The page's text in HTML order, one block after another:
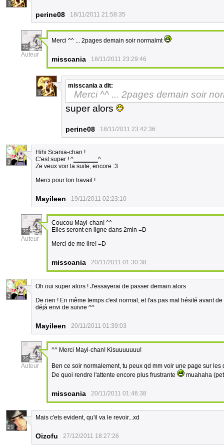
3
perine08 18/11/2011 21:58:35
25
Auteur
Merci ^^ ... 2pages demain soir normalmt
misscania 18/11/2011 23:29:46
3
misscania a dit:
Merci ^^ ... 2pages demain soir
super alors
perine08 18/11/2011 23:42:36
3
Hihi Scania-chan !
C'est super ! ^
^
Ze veux voir la suite, encore :3
Merci pour ton travail !
Mayileen 19/11/2011 02:23:10
25
Auteur
Coucou Mayi-chan! ^^
Elles seront en ligne dans 2min =D
Merci de me lire! =D
misscania 20/11/2011 01:30:38
3
Oh oui super alors ! J'essayerai de passer demain alors
De rien ! En même temps c'est normal, et t'as pas mal hésité avant
déjà envi de suivre ^^
Mayileen 20/11/2011 01:39:03
25
Auteur
^^ Merci Mayi-chan! Kisuuuuuuu!
Ben ce soir normalement, tu peux qd mm voir une page sur les
De quoi rendre l'attente encore plus frustrante
muahaha
misscania 20/11/2011 01:46:38
29
Mais c'ets evident, qu'il va le revoir...xd
Oizofu 27/12/2011 18:27:26